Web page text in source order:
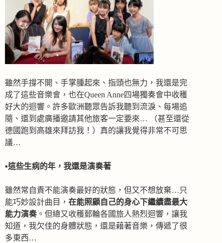
雖然手撐不開、手掌腫起來、指頭也無力，我還是完
成了這些音樂會，也在Queen Anne四場獨奏會中收穫
好大的迴響。許多歐洲聽眾告訴我聽到流淚、每場追
隨、還到處廣播邀請其他旅客一定要來… （甚至還從
德國跑到高雄來拜訪我！）真的讓我覺得非常不可思
議…
▪️這些生病的年，我還是演奏著
雖然常自責不能演奏最好的狀態，但又不想放棄…只
能巧妙設計曲目， 在能照顧自己的身心下繼續盡最大
能力演奏。但總又收穫郵輪各國旅人熱烈迴響，讓我
知道，我欠佳的身體狀態，還是藉著音樂，傳遞了很
多東西…